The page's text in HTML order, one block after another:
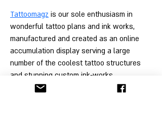
Tattoomagz is our sole enthusiasm in
wonderful tattoo plans and ink works,
manufactured and created as an online
accumulation display serving a large
number of the coolest tattoo structures
and stunning custom ink-works.